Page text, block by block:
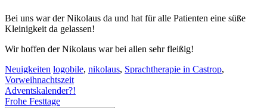
Bei uns war der Nikolaus da und hat für alle Patienten eine süße
Kleinigkeit da gelassen!
Wir hoffen der Nikolaus war bei allen sehr fleißig!
Neuigkeiten logobile, nikolaus, Sprachtherapie in Castrop,
Vorweihnachtszeit
Beitragsnavigation
Adventskalender?!
Frohe Festtage